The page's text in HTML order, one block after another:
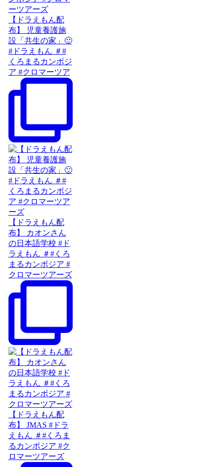
【ドラえもん配
布】 児童養護施
設「共生の家」🙂
#ドラえもん ＃#
くろまるカンボジ
ア #クロマーツア
【ドラえもん配
布】 カオンさん
の日本語学校 #ド
ラえもん ＃#くろ
まるカンボジア #
クロマーツアーズ
【ドラえもん配
布】 JMAS #ドラ
えもん ＃#くろま
るカンボジア #ク
ロマーツアーズ